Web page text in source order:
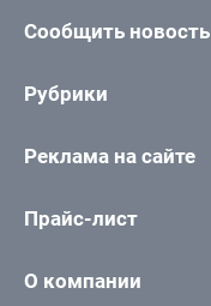
Сообщить новость
Рубрики
Реклама на сайте
Прайс-лист
О компании